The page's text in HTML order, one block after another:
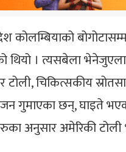
कोलम्बियाको
। त्यसबेला
टोली, चिकित्सकीय
गुमाएका छन्, घाइते
अनुसार अमेरिकी